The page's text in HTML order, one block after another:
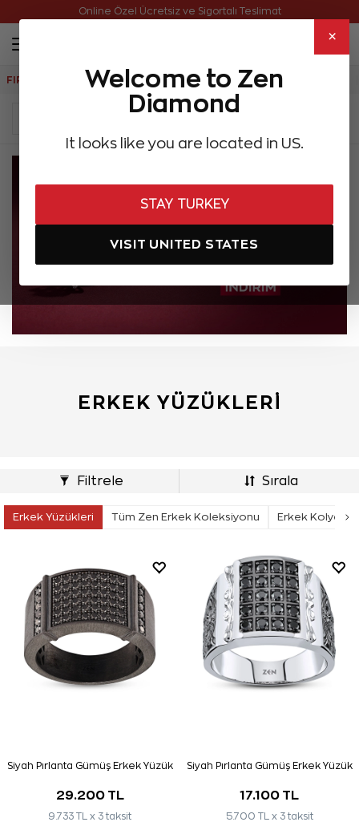
×
Welcome to Zen
Diamond
It looks like you are located in US.
STAY TURKEY
VISIT UNITED STATES
Online Özel Ücretsiz ve Sigortalı Teslimat
FIRSATLAR Aynı Gün Kargo Çok Satanlar Hediye Önerileri
ERKEK YÜZÜKLERI
Filtrele Sırala
Tüm Zen Erkek Koleksiyonu
Erkek Yüzükleri Erkek Kolyeleri
Siyah Pırlanta Gümüş Erkek Yüzük
29.200 TL
9.733 TL x 3 taksit
Siyah Pırlanta Gümüş Erkek Yüzük
17.100 TL
5.700 TL x 3 taksit